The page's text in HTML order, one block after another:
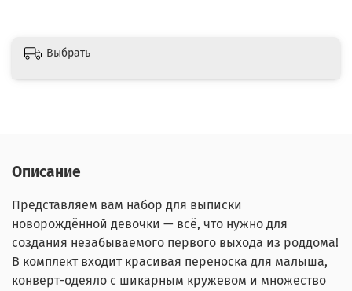
Выбрать
Описание
Представляем вам набор для выписки
новорождённой девочки — всё, что нужно для
создания незабываемого первого выхода из роддома!
В комплект входит красивая переноска для малыша,
конверт-одеяло с шикарным кружевом и множество